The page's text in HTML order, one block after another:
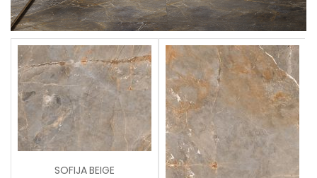
SOFIJA BEIGE